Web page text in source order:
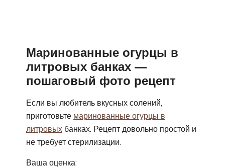
Маринованные огурцы в
литровых банках —
пошаговый фото рецепт
Если вы любитель вкусных солений,
приготовьте маринованные огурцы в
литровых банках. Рецепт довольно простой и
не требует стерилизации.
Ваша оценка: